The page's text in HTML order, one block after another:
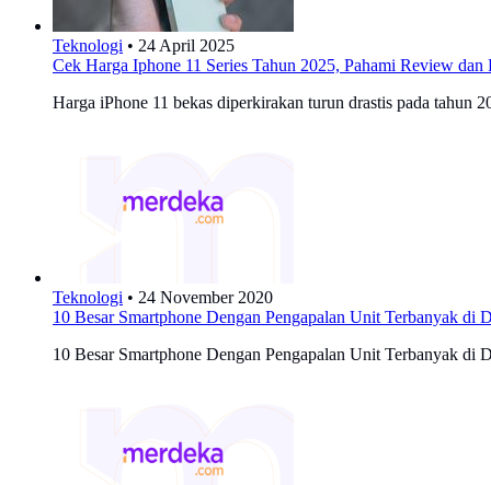
Teknologi • 24 April 2025
Cek Harga Iphone 11 Series Tahun 2025, Pahami Review dan
Harga iPhone 11 bekas diperkirakan turun drastis pada tahun
Teknologi • 24 November 2020
10 Besar Smartphone Dengan Pengapalan Unit Terbanyak di
10 Besar Smartphone Dengan Pengapalan Unit Terbanyak di